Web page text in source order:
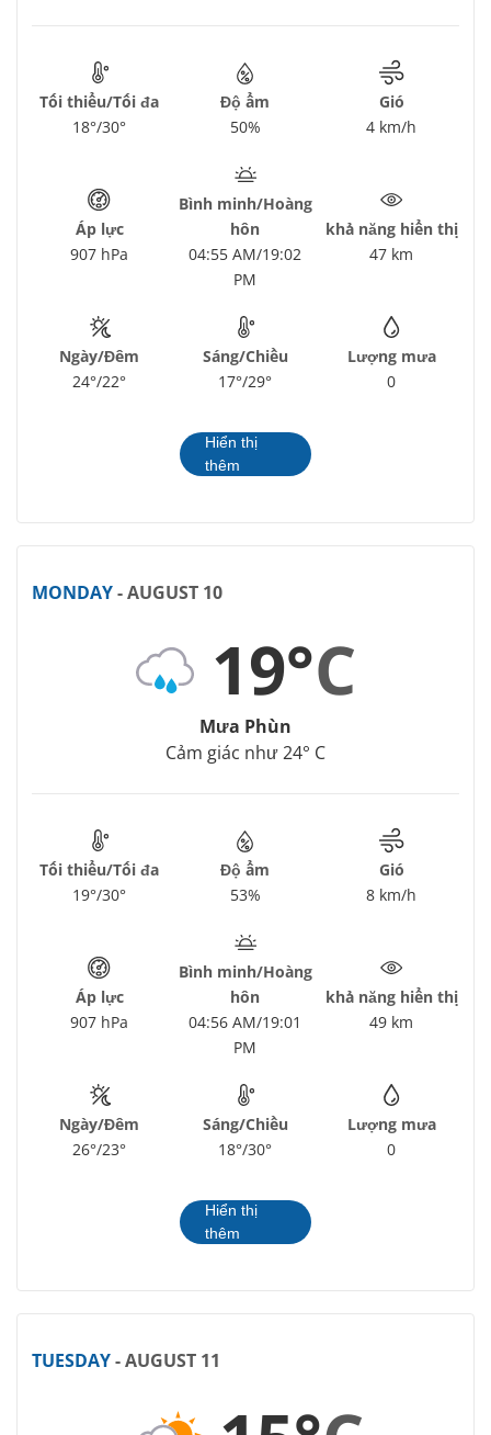
Tối thiểu/Tối đa
18°/30°
Độ ẩm
50%
Gió
4 km/h
Áp lực
907 hPa
Bình minh/Hoàng
hôn
04:55 AM/19:02
PM
khả năng hiển thị
47 km
Ngày/Đêm
24°/22°
Sáng/Chiều
17°/29°
Lượng mưa
0
Hiển thị
thêm
MONDAY- AUGUST 10
19°C
Mưa Phùn
Cảm giác như 24° C
Tối thiểu/Tối đa
19°/30°
Độ ẩm
53%
Gió
8 km/h
Áp lực
907 hPa
Bình minh/Hoàng
hôn
04:56 AM/19:01
PM
khả năng hiển thị
49 km
Ngày/Đêm
26°/23°
Sáng/Chiều
18°/30°
Lượng mưa
0
Hiển thị
thêm
TUESDAY- AUGUST 11